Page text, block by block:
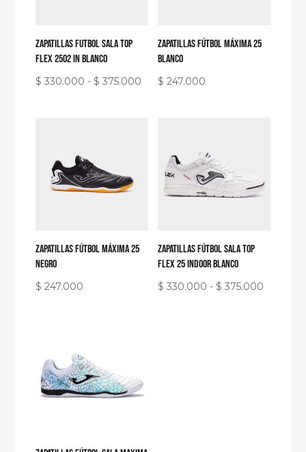
Zapatillas Futbol Sala Top
Flex 2502 IN Blanco
$ 330.000 - $ 375.000 Rango
hasta
$ 375.000
Zapatillas fútbol máxima 25
blanco
$ 247.000
Zapatillas fútbol máxima 25
negro
$ 247.000
Zapatillas fútbol sala top
flex 25 indoor blanco
$ 330.000 - $ 375.000Rango